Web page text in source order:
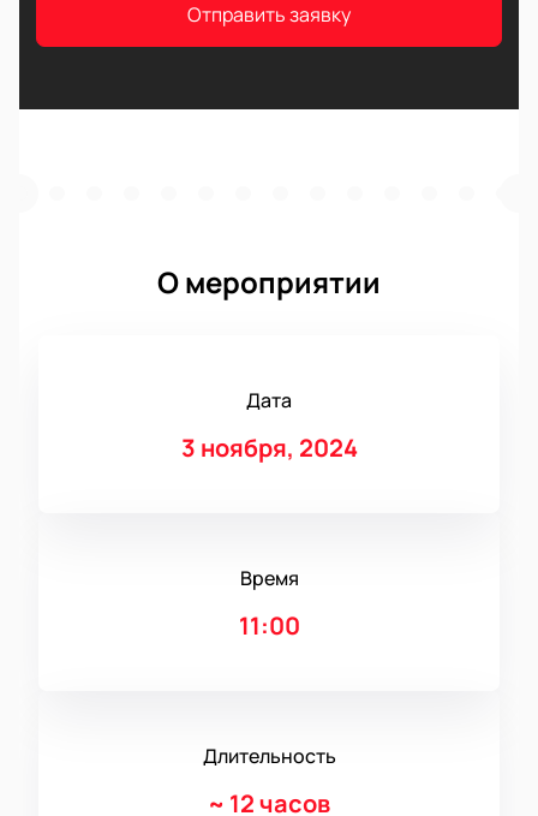
Отправить заявку
О мероприятии
Дата
3 ноября, 2024
Время
11:00
Длительность
~ 12 часов